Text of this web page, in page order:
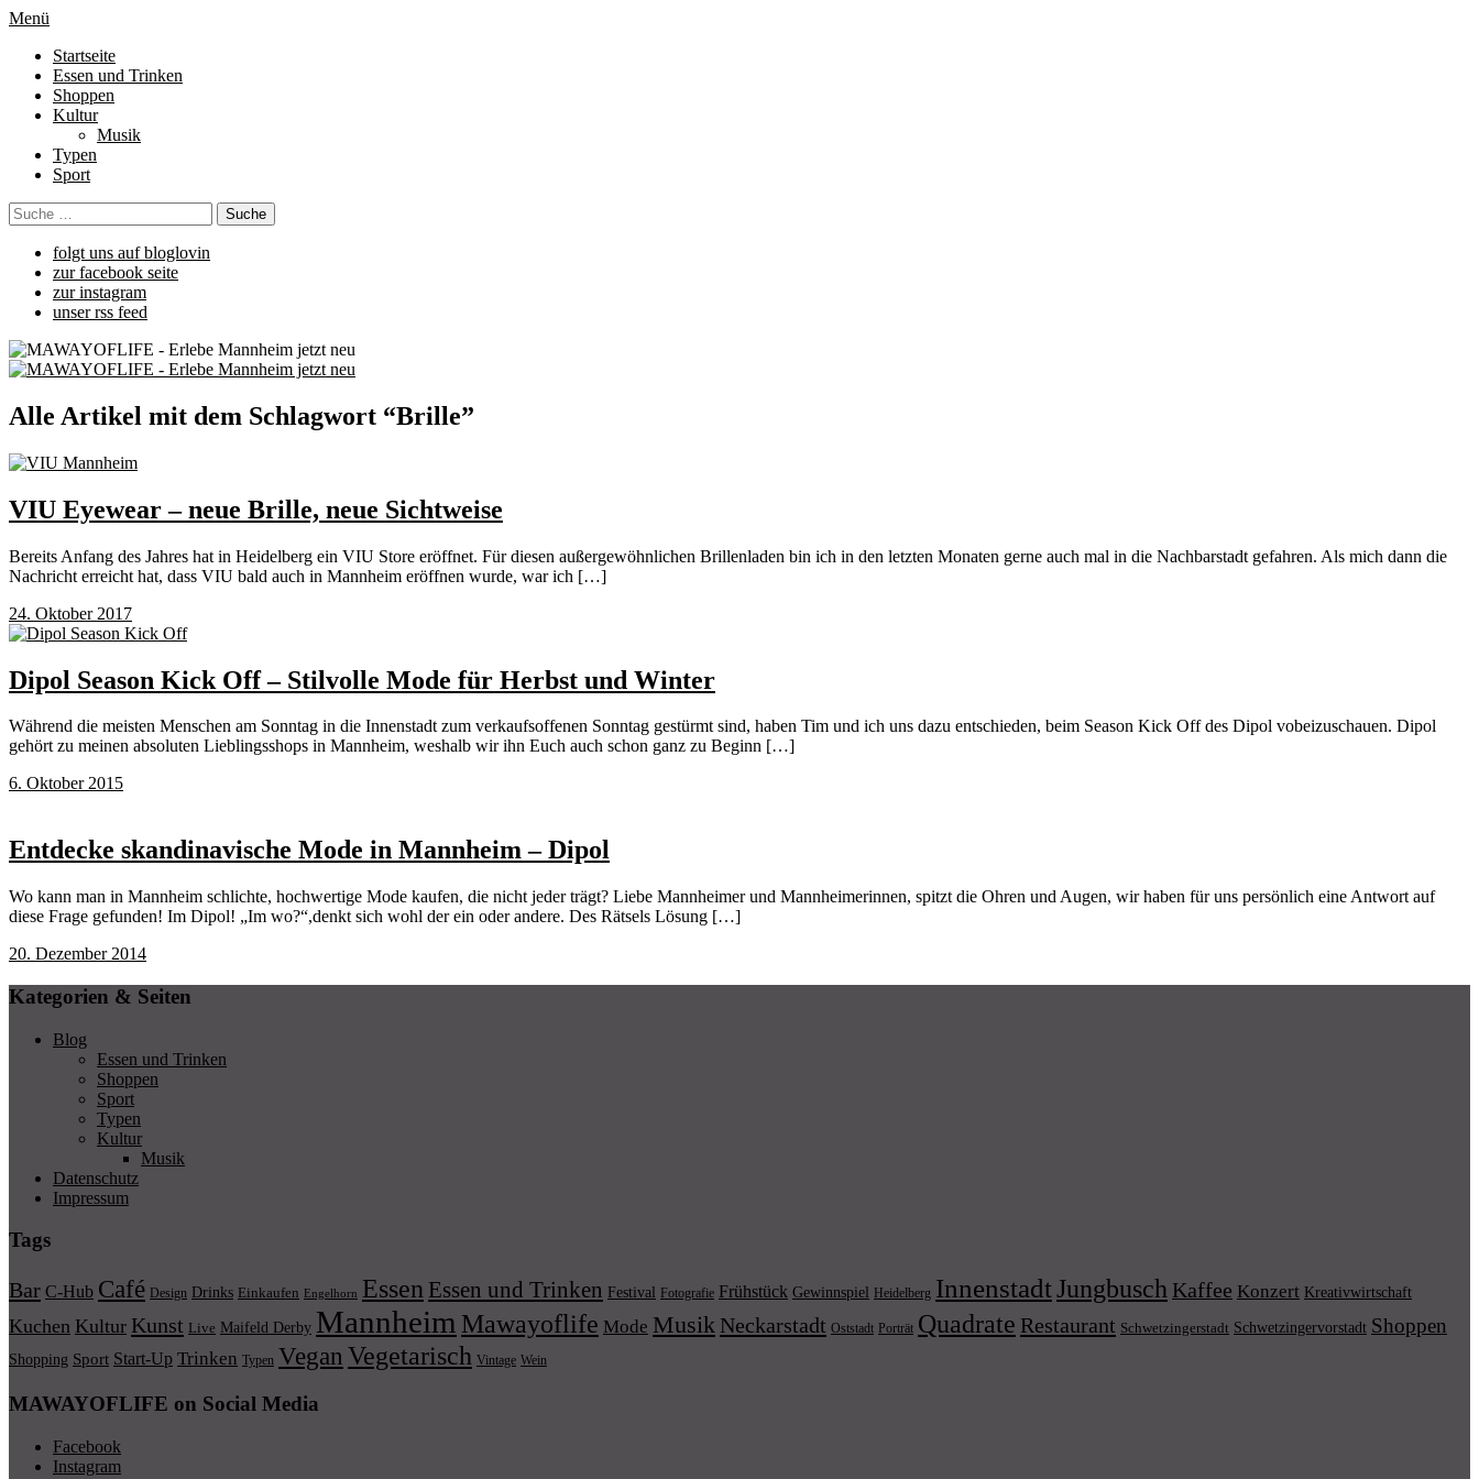
Menü
Startseite
Essen und Trinken
Shoppen
Kultur
Musik
Typen
Sport
folgt uns auf bloglovin
zur facebook seite
zur instagram
unser rss feed
Alle Artikel mit dem Schlagwort “Brille”
VIU Eyewear – neue Brille, neue Sichtweise
Bereits Anfang des Jahres hat in Heidelberg ein VIU Store eröffnet. Für diesen außergewöhnlichen Brillenladen bin ich in den letzten Monaten gerne auch mal in die Nachbarstadt gefahren. Als mich dann die
Nachricht erreicht hat, dass VIU bald auch in Mannheim eröffnen wurde, war ich […]
24. Oktober 2017
Dipol Season Kick Off – Stilvolle Mode für Herbst und Winter
Während die meisten Menschen am Sonntag in die Innenstadt zum verkaufsoffenen Sonntag gestürmt sind, haben Tim und ich uns dazu entschieden, beim Season Kick Off des Dipol vobeizuschauen. Dipol
gehört zu meinen absoluten Lieblingsshops in Mannheim, weshalb wir ihn Euch auch schon ganz zu Beginn […]
6. Oktober 2015
Entdecke skandinavische Mode in Mannheim – Dipol
Wo kann man in Mannheim schlichte, hochwertige Mode kaufen, die nicht jeder trägt? Liebe Mannheimer und Mannheimerinnen, spitzt die Ohren und Augen, wir haben für uns persönlich eine Antwort auf
diese Frage gefunden! Im Dipol! „Im wo?“,denkt sich wohl der ein oder andere. Des Rätsels Lösung […]
20. Dezember 2014
Kategorien & Seiten
Blog
Essen und Trinken
Shoppen
Sport
Typen
Kultur
Musik
Datenschutz
Impressum
Tags
Bar C-Hub Café Design Drinks Einkaufen Engelhorn Essen Essen und Trinken Festival Fotografie Frühstück Gewinnspiel Heidelberg InnenstadtJungbusch Kaffee Konzert Kreativwirtschaft
Kuchen Kultur Kunst Live Maifeld Derby Mannheim Mawayoflife Mode Musik Neckarstadt Oststadt Porträt Quadrate Restaurant Schwetzingerstadt Schwetzingervorstadt Shoppen
Shopping Sport Start-Up Trinken Typen Vegan Vegetarisch Vintage Wein
MAWAYOFLIFE on Social Media
Facebook
Instagram